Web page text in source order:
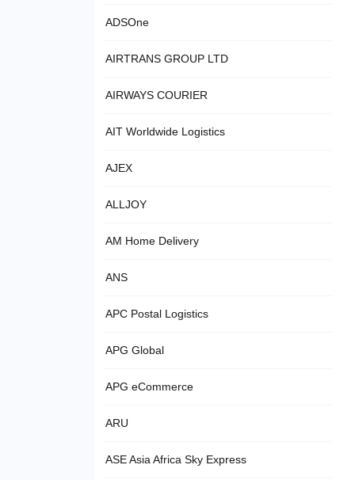
ADSOne
AIRTRANS GROUP LTD
AIRWAYS COURIER
AIT Worldwide Logistics
AJEX
ALLJOY
AM Home Delivery
ANS
APC Postal Logistics
APG Global
APG eCommerce
ARU
ASE Asia Africa Sky Express